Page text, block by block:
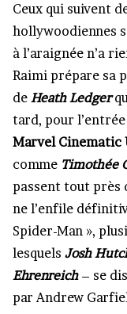
Ceux qui suivent
hollywoodiennes
à l’araignée n’a
Raimi prépare sa
de Heath Ledger
tard, pour
Marvel Cinematic
comme Timothée
passent tout près
ne l’enfile
Spider-Man »,
lesquels Josh
Ehrenreich– se
par Andrew